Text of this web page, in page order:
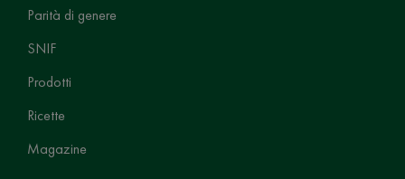
Parità di genere
SNIF
Prodotti
Ricette
Magazine